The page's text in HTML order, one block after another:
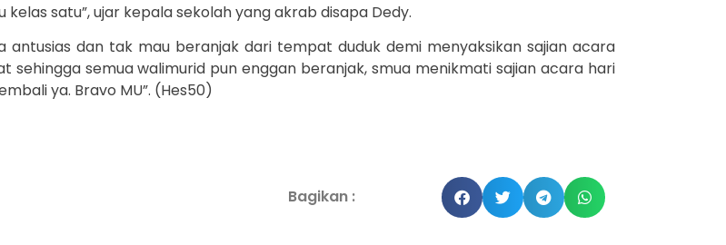
satu”, ujar kepala sekolah yang akrab disapa Dedy.
antusias dan tak mau beranjak dari tempat duduk demi menyaksikan sajian acara
sehingga semua walimurid pun enggan beranjak, smua menikmati sajian acara hari
ya. Bravo MU”. (Hes50)
Bagikan :